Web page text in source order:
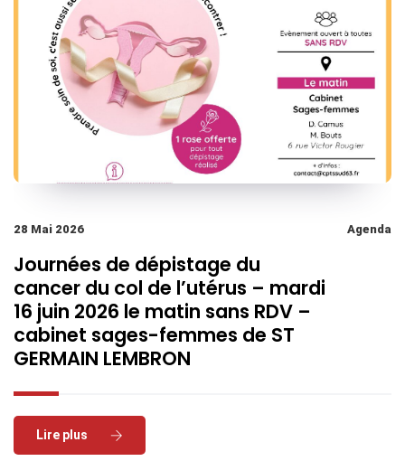
28 Mai 2026 Agenda
Journées de dépistage du
cancer du col de l’utérus – mardi
16 juin 2026 le matin sans RDV –
cabinet sages-femmes de ST
GERMAIN LEMBRON
Read More